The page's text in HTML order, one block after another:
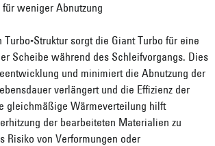
weniger Abnutzung
Turbo-Struktur sorgt die Giant Turbo für eine
Scheibe während des Schleifvorgangs. Dies
und minimiert die Abnutzung der
verlängert und die Effizienz der
gleichmäßige Wärmeverteilung hilft
der bearbeiteten Materialien zu
Risiko von Verformungen oder